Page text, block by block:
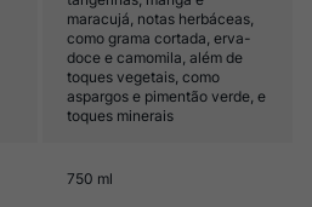
maracujá, notas herbáceas,
como grama cortada, erva-
doce e camomila, além de
toques vegetais, como
aspargos e pimentão verde, e
toques minerais
750 ml